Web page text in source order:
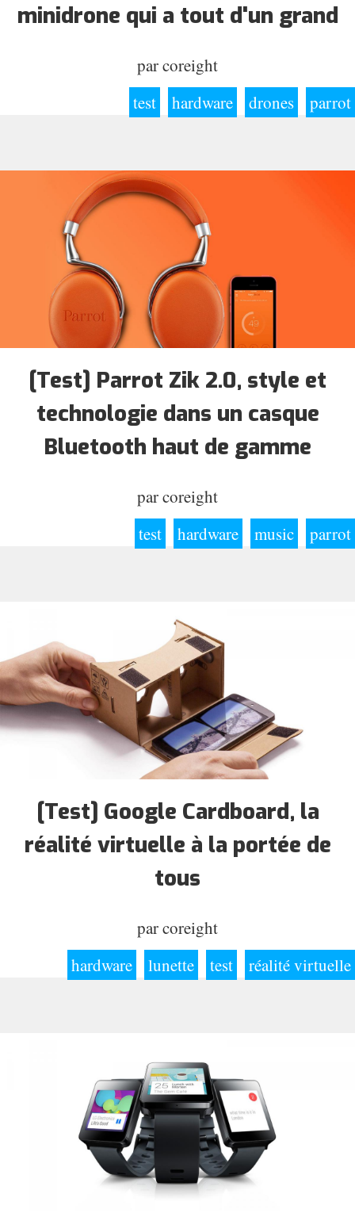
minidrone qui a tout d'un grand
parcoreight
test
hardware drones parrot
[Test] Parrot Zik 2.0, style et
technologie dans un casque
Bluetooth haut de gamme
parcoreight
test
hardware music parrot
[Test] Google Cardboard, la
réalité virtuelle à la portée de
tous
parcoreight
hardware
lunette test réalité virtuelle